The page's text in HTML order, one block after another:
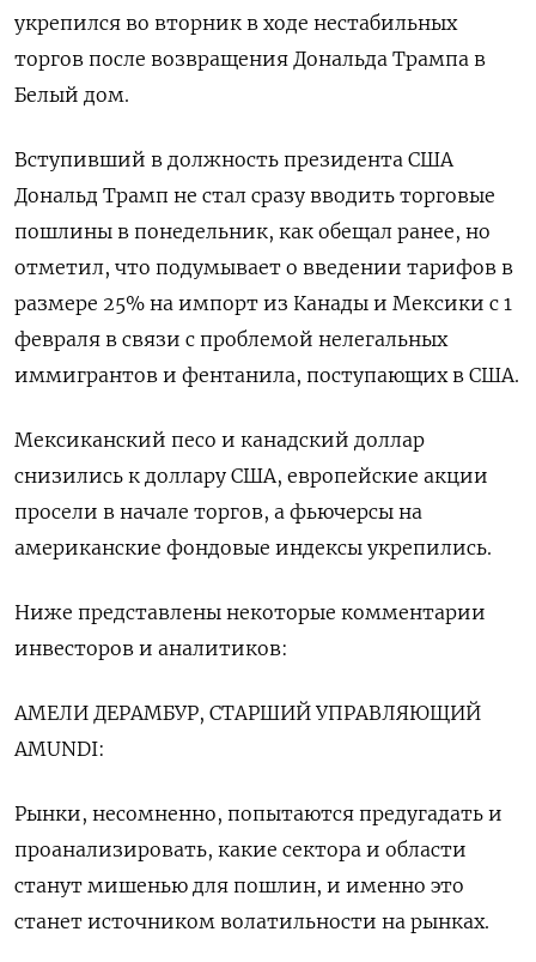
укрепился во вторник в ходе нестабильных
торгов после возвращения Дональда Трампа в
Белый дом.
Вступивший в должность президента США
Дональд Трамп не стал сразу вводить торговые
пошлины в понедельник, как обещал ранее, но
отметил, что подумывает о введении тарифов в
размере 25% на импорт из Канады и Мексики с 1
февраля в связи с проблемой нелегальных
иммигрантов и фентанила, поступающих в США.
Мексиканский песо и канадский доллар
снизились к доллару США, европейские акции
просели в начале торгов, а фьючерсы на
американские фондовые индексы укрепились.
Ниже представлены некоторые комментарии
инвесторов и аналитиков:
АМЕЛИ ДЕРАМБУР, СТАРШИЙ УПРАВЛЯЮЩИЙ
AMUNDI:
Рынки, несомненно, попытаются предугадать и
проанализировать, какие сектора и области
станут мишенью для пошлин, и именно это
станет источником волатильности на рынках.